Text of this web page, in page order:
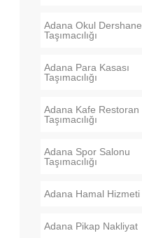
Adana Okul Dershane
Taşımacılığı
Adana Para Kasası
Taşımacılığı
Adana Kafe Restoran
Taşımacılığı
Adana Spor Salonu
Taşımacılığı
Adana Hamal Hizmeti
Adana Pikap Nakliyat